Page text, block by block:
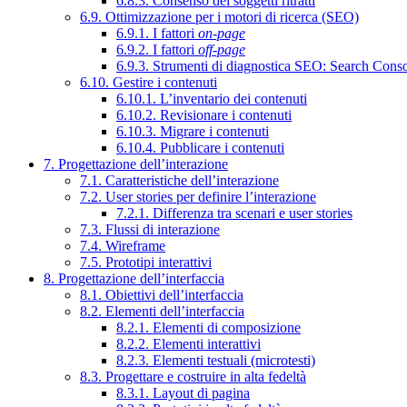
6.9. Ottimizzazione per i motori di ricerca (SEO)
6.9.1. I fattori on-page
6.9.2. I fattori off-page
6.9.3. Strumenti di diagnostica SEO: Search
6.10. Gestire i contenuti
6.10.1. L’inventario dei contenuti
6.10.2. Revisionare i contenuti
6.10.3. Migrare i contenuti
6.10.4. Pubblicare i contenuti
7. Progettazione dell’interazione
7.1. Caratteristiche dell’interazione
7.2. User stories per definire l’interazione
7.2.1. Differenza tra scenari e user stories
7.3. Flussi di interazione
7.4. Wireframe
7.5. Prototipi interattivi
8. Progettazione dell’interfaccia
8.1. Obiettivi dell’interfaccia
8.2. Elementi dell’interfaccia
8.2.1. Elementi di composizione
8.2.2. Elementi interattivi
8.2.3. Elementi testuali (microtesti)
8.3. Progettare e costruire in alta fedeltà
8.3.1. Layout di pagina